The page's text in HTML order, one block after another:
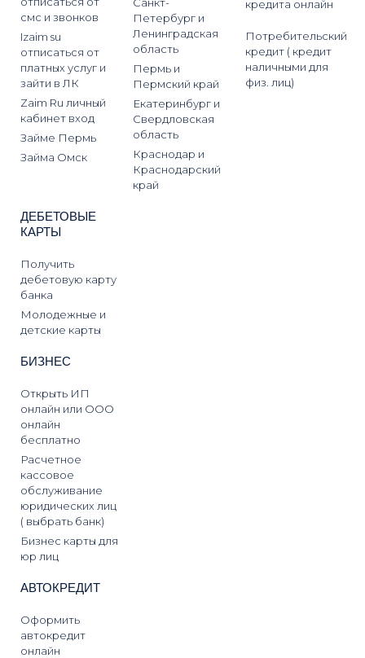
смс и звонков
Izaim su
отписаться от
платных услуг и
зайти в ЛК
Zaim Ru личный
кабинет вход
Займе Пермь
Займа Омск
Петербург и
Ленинградская
область
Пермь и
Пермский край
Екатеринбург и
Свердловская
область
Краснодар и
Краснодарский
край
кредита онлайн
Потребительский
кредит ( кредит
наличными для
физ. лиц)
ДЕБЕТОВЫЕ
КАРТЫ
Получить
дебетовую карту
банка
Молодежные и
детские карты
БИЗНЕС
Открыть ИП
онлайн или ООО
онлайн
бесплатно
Расчетное
кассовое
обслуживание
юридических лиц
( выбрать банк)
Бизнес карты для
юр лиц
АВТОКРЕДИТ
Оформить
автокредит
онлайн